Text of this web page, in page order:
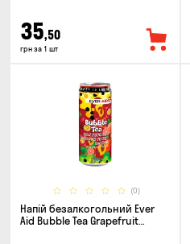
35,50
грн за 1 шт
(0)
Напій безалкогольний Ever
Aid Bubble Tea Grapefruit